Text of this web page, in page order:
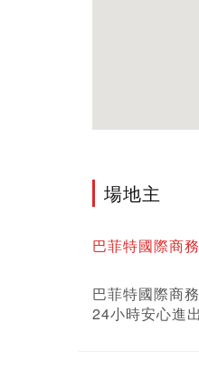
場地主
巴菲特國際商
巴菲特國際商
24小時安心進